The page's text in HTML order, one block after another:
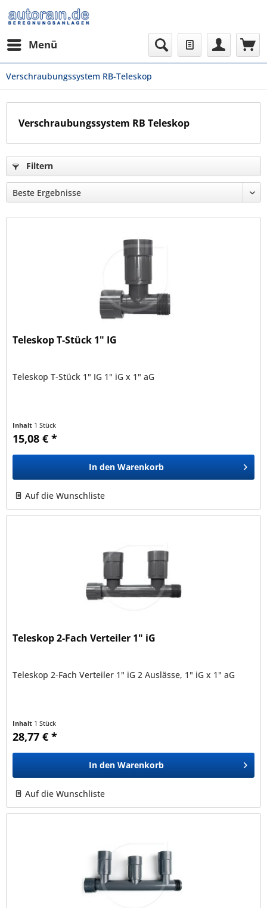
Menü
Verschraubungssystem RB-Teleskop
Verschraubungssystem RB Teleskop
Filtern
Teleskop T-Stück 1" IG
Teleskop T-Stück 1" IG 1" iG x 1" aG
Inhalt 1 Stück
15,08 € *
In den Warenkorb
Auf die Wunschliste
Teleskop 2-Fach Verteiler 1" iG
Teleskop 2-Fach Verteiler 1" iG 2 Auslässe, 1" iG x 1" aG
Inhalt 1 Stück
28,77 € *
In den Warenkorb
Auf die Wunschliste